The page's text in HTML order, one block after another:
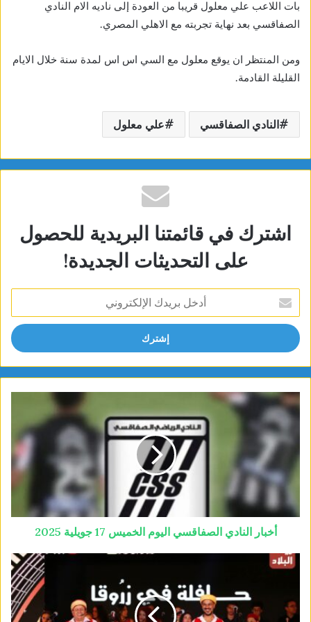
بات اللاعب علي معلول قريبا من العودة إلى ناديه الام النادي
الصفاقسي بعد نهاية تجربته مع الاهلي المصري.
ومن المنتظر ان يوقع معلول مع السي اس اس لمدة سنة خلال الايام
القليلة القادمة.
النادي الصفاقسي علي معلول
اشترك في قائمتنا البريدية للحصول
على التحديثات الجديدة!
بريدك
الإلكتروني
أخبار النادي الصفاقسي اليوم الخميس 17 جويلية 2025